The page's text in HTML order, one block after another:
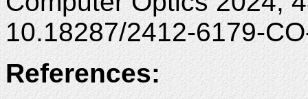
10.18287/2412-6179-
References: